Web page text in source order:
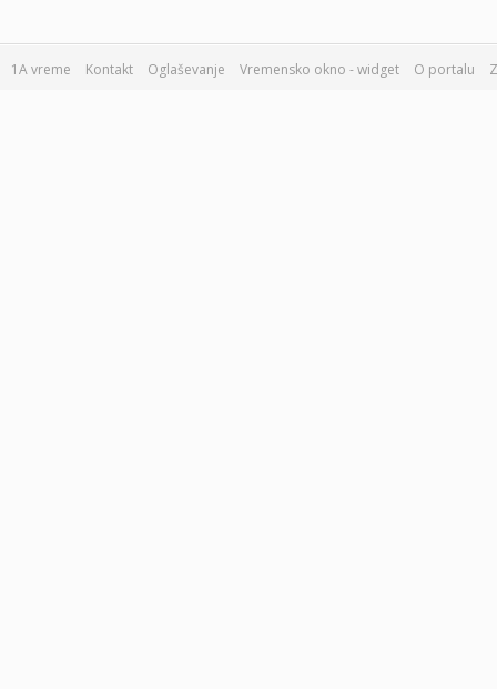
1A vreme Kontakt Oglaševanje Vremensko okno - widget O portalu